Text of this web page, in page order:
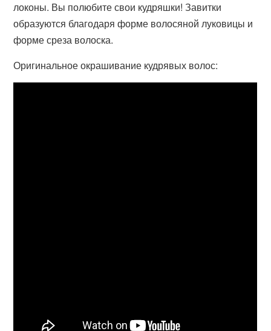
локоны. Вы полюбите свои кудряшки! Завитки
образуются благодаря форме волосяной луковицы и
форме среза волоска.
Оригинальное окрашивание кудрявых волос: